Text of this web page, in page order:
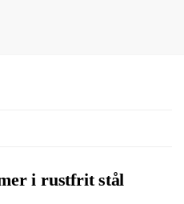
i rustfrit stål